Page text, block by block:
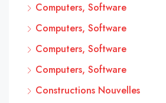
Computers, Software
Computers, Software
Computers, Software
Computers, Software
Constructions Nouvelles